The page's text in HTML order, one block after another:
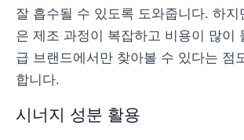
잘 흡수될 수 있도록 도와줍니다. 하지
은 제조 과정이 복잡하고 비용이 많이
급 브랜드에서만 찾아볼 수 있다는 점
합니다.
시너지 성분 활용